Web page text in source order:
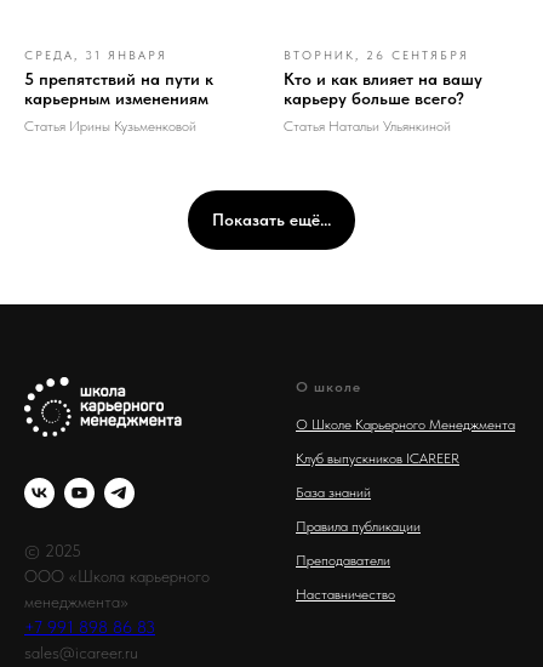
СРЕДА, 31 ЯНВАРЯ
5 препятствий на пути к
карьерным изменениям
Статья Ирины Кузьменковой
ВТОРНИК, 26 СЕНТЯБРЯ
Кто и как влияет на вашу
карьеру больше всего?
Статья Натальи Ульянкиной
Показать ещё...
© 2025
ООО «Школа карьерного
менеджмента»
+7 991 898 86 83
sales@icareer.ru
О школе
О Школе Карьерного Менеджмента
Клуб выпускников ICAREER
База знаний
Правила публикации
Преподаватели
Наставничество